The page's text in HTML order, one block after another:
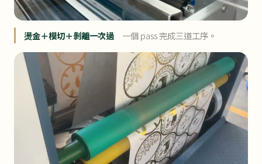
燙金＋模切＋剝離一次過 一個 pass 完成三道工序。